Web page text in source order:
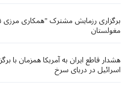
مغولستان
هشدار قاطع ایران به آمریکا همزمان با
اسرائیل در دریای سرخ